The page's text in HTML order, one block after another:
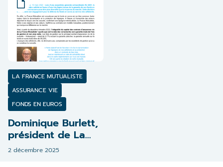
LA FRANCE MUTUALISTE
ASSURANCE VIE
FONDS EN EUROS
Dominique Burlett,
président de La
France Mutualiste
2 décembre 2025